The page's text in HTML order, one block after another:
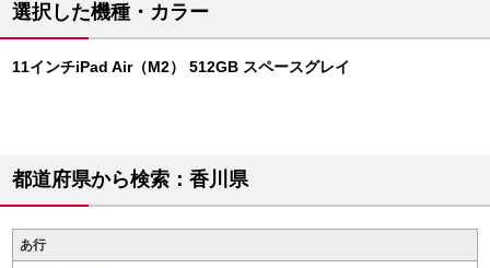
選択した機種・カラー
11インチiPad Air（M2） 512GB スペースグレイ
都道府県から検索：香川県
あ行